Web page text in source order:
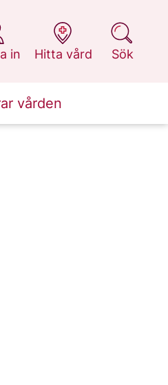
in
Hitta vård
på 1177.se
Sök
på 1177.se
vården